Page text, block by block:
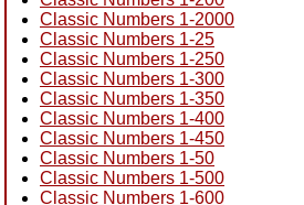
Classic Numbers 1-2000
Classic Numbers 1-25
Classic Numbers 1-250
Classic Numbers 1-300
Classic Numbers 1-350
Classic Numbers 1-400
Classic Numbers 1-450
Classic Numbers 1-50
Classic Numbers 1-500
Classic Numbers 1-600